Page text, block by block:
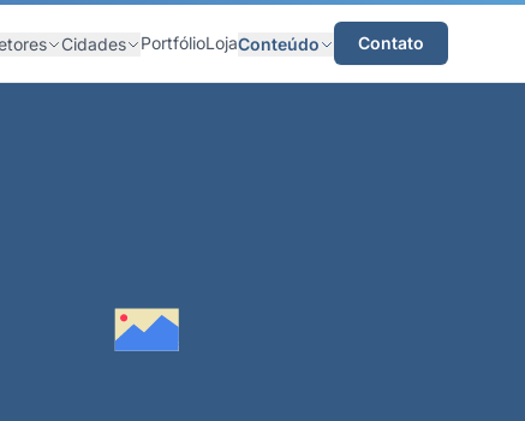
Cidades PortfólioLojaConteúdo Contato